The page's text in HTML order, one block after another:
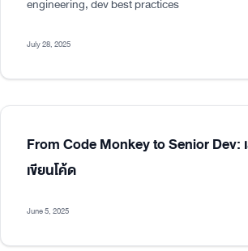
engineering, dev best practices
July 28, 2025
From Code Monkey to Senior Dev:
เขียนโค้ด
June 5, 2025